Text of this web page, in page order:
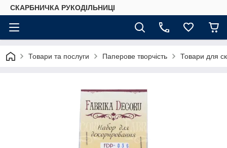
СКАРБНИЧКА РУКОДІЛЬНИЦІ
Товари та послуги Паперове творчість Товари для